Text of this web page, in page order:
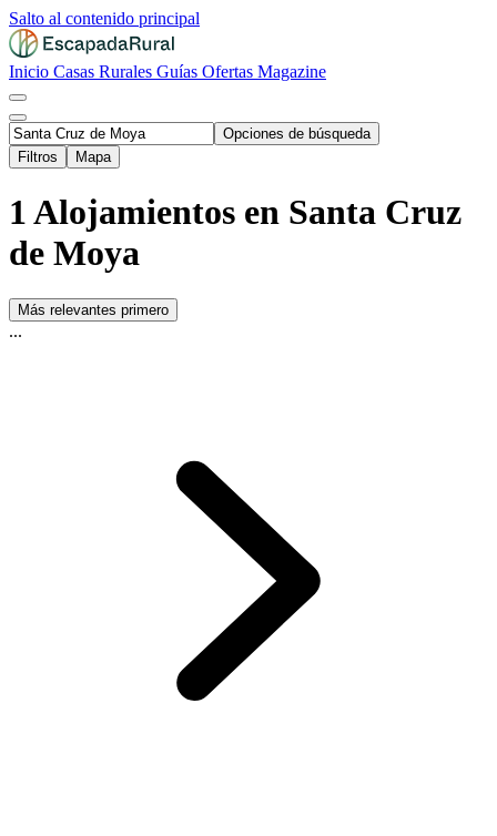
Salto al contenido principal
Inicio Casas Rurales Guías Ofertas Magazine
Opciones de búsqueda
Filtros
Mapa
1 Alojamientos en Santa Cruz
de Moya
Más relevantes primero
...